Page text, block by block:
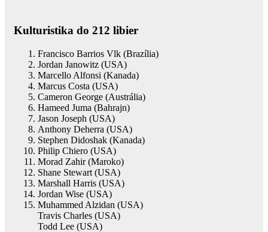
Kulturistika do 212 libier
Francisco Barrios Vlk (Brazília)
Jordan Janowitz (USA)
Marcello Alfonsi (Kanada)
Marcus Costa (USA)
Cameron George (Austrália)
Hameed Juma (Bahrajn)
Jason Joseph (USA)
Anthony Deherra (USA)
Stephen Didoshak (Kanada)
Philip Chiero (USA)
Morad Zahir (Maroko)
Shane Stewart (USA)
Marshall Harris (USA)
Jordan Wise (USA)
Muhammed Alzidan (USA)
Travis Charles (USA)
Todd Lee (USA)